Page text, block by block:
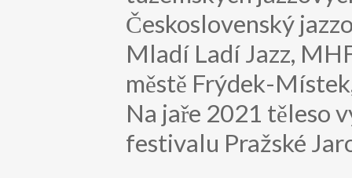
Československý
Mladí Ladí Jazz,
městě Frýdek-
Na jaře 2021 těleso
festivalu Pražské